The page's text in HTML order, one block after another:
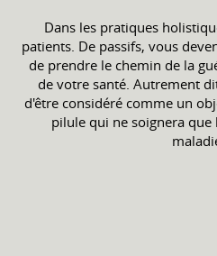
Dans les pratiques
patients. De passifs, vous
de prendre le chemin de la
de votre santé. Autrement
d'être considéré comme un
pilule qui ne soignera